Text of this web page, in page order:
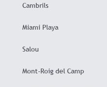
Cambrils
Miami Playa
Salou
Mont-Roig del Camp